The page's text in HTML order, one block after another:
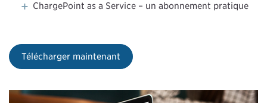
ChargePoint as a Service – un abonnement pratique
Télécharger maintenant